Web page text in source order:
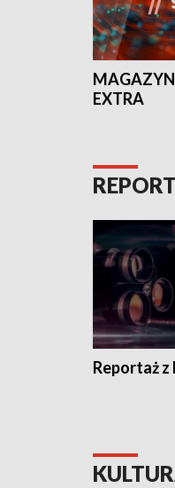
EXTRA
Reportaż